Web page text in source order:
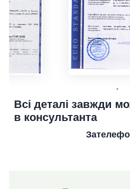
Всі деталі завжди
в консультанта